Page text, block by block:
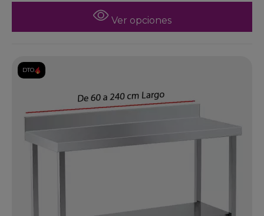
Ver opciones
DTO.